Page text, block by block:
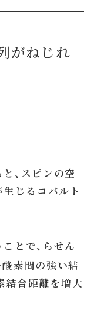
がねじれ
、スピンの空
じるコバルト
とで、らせん
素間の強い結
結合距離を増大